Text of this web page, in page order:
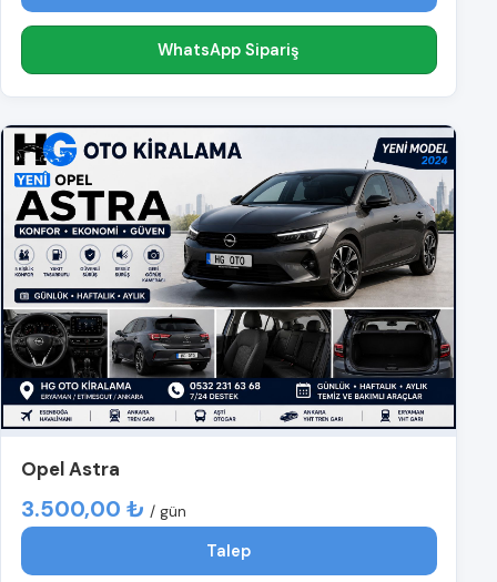
WhatsApp Sipariş
Opel Astra
3.500,00 ₺ / gün
Talep